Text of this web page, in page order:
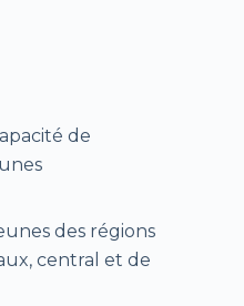
de
des régions
central et de